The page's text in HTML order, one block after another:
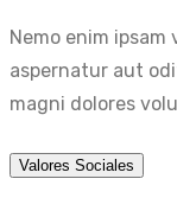
Nemo enim
aspernatur aut
magni dolores
Valores Sociales